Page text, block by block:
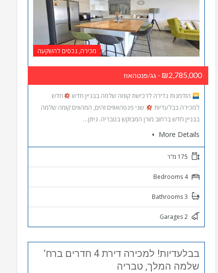
מכירה, נכסים להשקעה
₪2,785,000 - גג/פנטהאוז
הזדמנות נדירה לרכישת קומה שלמה בבניין חדש
חדש
למכירה בבלעדיות
שני פנטהאוזים זהים, המהווים קומה שלמה
בבניין חדש ברחוב מורן המבוקש בטבריה. ניתן…
More Details
4 Bedrooms
בבלעדיות! למכירה דירת 4 חדרים ברח’
שלמה המלך, טבריה